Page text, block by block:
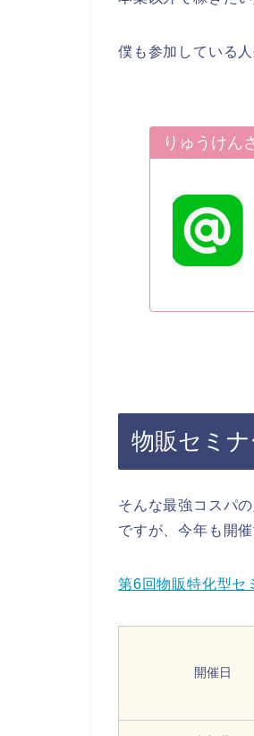
僕も参加している
りゅうけん
物販セミ
そんな最強コスパ
ですが、今年も開
第6回物販特化型セ
開催日